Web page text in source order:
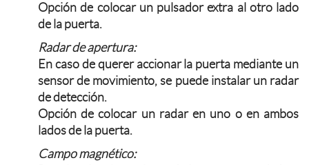
Opción de colocar un pulsador extra al otro lado
de la puerta.
Radar de apertura:
En caso de querer accionar la puerta mediante un
sensor de movimiento, se puede instalar un radar
de detección.
Opción de colocar un radar en uno o en ambos
lados de la puerta.
Campo magnético: